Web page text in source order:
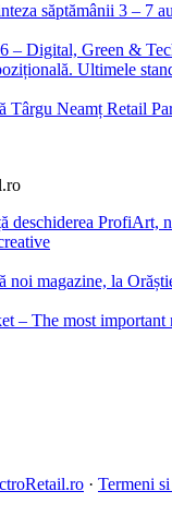
săptămânii 3 – 7
– Digital, Green &
Ultimele
Târgu Neamț Retail
deschiderea ProfiArt,
noi magazine, la
– The most
· Termeni